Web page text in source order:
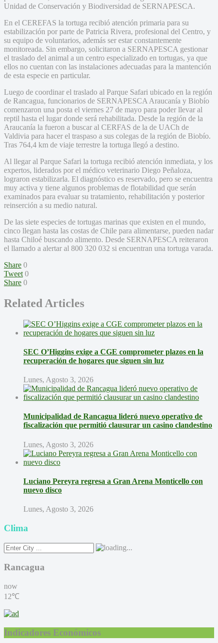
Unidad de Conservación y Biodiversidad de SERNAPESCA.
En el CEREFAS la tortuga recibió atención primaria para su
estabilización por parte de Patricia Rivera, profesional del Centro, y
su equipo de voluntarios, además ser estar constantemente
monitoreada. Sin embargo, solicitaron a SERNAPESCA gestionar
el traslado del animal a un centro especializado en tortugas, ya que
ellos no cuentan con las instalaciones adecuadas para la mantención
de esta especie en particular.
Luego de coordinar el traslado al Parque Safari ubicado en la región
de Rancagua, funcionarios de SERNAPESCA Araucanía y Biobío
comenzaron una posta el viernes 27 de mayo para poder llevar al
reptil hasta el lugar donde será rehabilitada. Desde la región de la
Araucanía la fueron a buscar al CERFAS de la de UACh de
Valdivia para hacer el traspaso a sus colegas de la región de Biobío.
Tras 764,4 km de viaje terrestre la tortuga llegó a destino.
Al llegar al Parque Safari la tortuga recibió atención inmediata, y los
expertos, liderados por el médico veterinario Diego Peñaloza,
lograron estabilizarla. El diagnóstico es reservado, pero se encuentra
muy activa y tiene algunos problemas de flotabilidad que serán
examinados para evaluar su tratamiento, rehabilitación y posterior
reinserción a su medio natural.
De las siete especies de tortugas marinas que existen en el mundo,
cinco llegan hasta las costas de Chile para alimentarse, pueden nadar
hasta Chiloé buscando alimento. Desde SERNAPESCA reiteraron
el llamado a alertar al 800 320 032 si encuentran una tortuga varada.
Share 0
Tweet 0
Share 0
Related Articles
SEC O’Higgins exige a CGE comprometer plazos en la
recuperación de hogares que siguen sin luz
Lunes, Agosto 3, 2026
Municipalidad de Rancagua lideró nuevo operativo de
fiscalización que permitió clausurar un casino clandestino
Lunes, Agosto 3, 2026
Luciano Pereyra regresa a Gran Arena Monticello con
nuevo disco
Lunes, Agosto 3, 2026
Clima
Rancagua
now
12℃
Indicadores Económicos